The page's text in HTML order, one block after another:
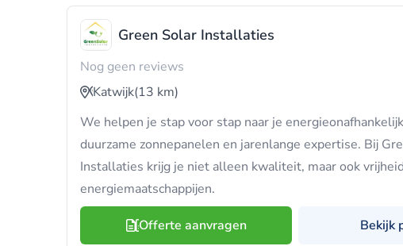
Green Solar Installaties
Nog geen reviews
Katwijk(13 km)
We helpen je stap voor stap naar je
duurzame zonnepanelen en jarenlange expertise. Bij
Installaties krijg je niet alleen kwaliteit, maar ook
energiemaatschappijen.
Offerte aanvragen Bekijk